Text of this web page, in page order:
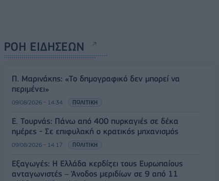
ΡΟΗ ΕΙΔΗΣΕΩΝ
Π. Μαρινάκης: «Το δημογραφικό δεν μπορεί να
περιμένει»
09/08/2026 - 14:34 ΠΟΛΙΤΙΚΗ
Ε. Τουρνάς: Πάνω από 400 πυρκαγιές σε δέκα
ημέρες - Σε επιφυλακή ο κρατικός μηχανισμός
09/08/2026 - 14:17 ΠΟΛΙΤΙΚΗ
Εξαγωγές: Η Ελλάδα κερδίζει τους Ευρωπαίους
ανταγωνιστές – Άνοδος μεριδίων σε 9 από 11